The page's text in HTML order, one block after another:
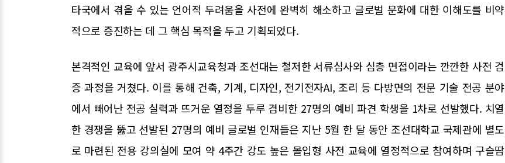
타국에서 겪을 수 있는 언어적 두려움을 사전에 완벽히 해소하고 글로벌 문화에 대한 이해도를 비약
적으로 증진하는 데 그 핵심 목적을 두고 기획되었다.
본격적인 교육에 앞서 광주시교육청과 조선대는 철저한 서류심사와 심층 면접이라는 깐깐한 사전 검
증 과정을 거쳤다. 이를 통해 건축, 기계, 디자인, 전기전자AI, 조리 등 다방면의 전문 기술 전공 분야
에서 빼어난 전공 실력과 뜨거운 열정을 두루 겸비한 27명의 예비 파견 학생을 1차로 선발했다. 치열
한 경쟁을 뚫고 선발된 27명의 예비 글로벌 인재들은 지난 5월 한 달 동안 조선대학교 국제관에 별도
로 마련된 전용 강의실에 모여 약 4주간 강도 높은 몰입형 사전 교육에 열정적으로 참여하며 구슬땀